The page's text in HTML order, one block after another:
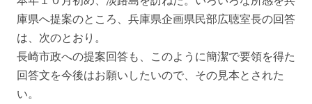
庫県へ提案のところ、兵庫県企画県民部広聴室長の回答
は、次のとおり。
長崎市政への提案回答も、このように簡潔で要領を得た
回答文を今後はお願いしたいので、その見本とされた
い。